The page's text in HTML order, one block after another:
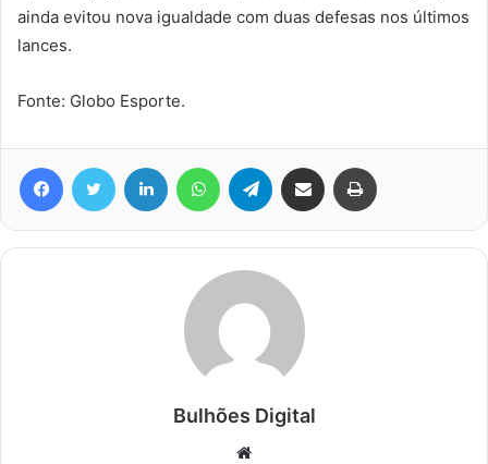
ainda evitou nova igualdade com duas defesas nos últimos
lances.
Fonte: Globo Esporte.
FacebookTwitter Linkedin WhatsAppTelegram Compartilhar via e-mail
Bulhões Digital
Website